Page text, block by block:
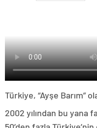
Türkiye, “Ayşe Barım”
2002 yılından bu